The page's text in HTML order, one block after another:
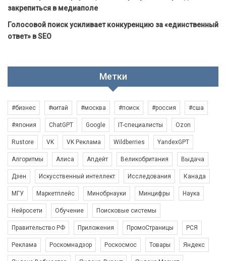
закрепиться в медиаполе
Голосовой поиск усиливает конкуренцию за «единственный
ответ» в SEO
Метки
#бизнес #китай #москва #поиск #россия #сша
#япония ChatGPT Google IT-специалисты Ozon
Rustore VK VK Реклама Wildberries YandexGPT
Алгоритмы Алиса Апдейт Великобритания Выдача
Дзен Искусственный интеллект Исследования Канада
МГУ Маркетплейс Минобрнауки Минцифры Наука
Нейросети Обучение Поисковые системы
Правительство РФ Приложения ПромоСтраницы РСЯ
Реклама Роскомнадзор Роскосмос Товары Яндекс